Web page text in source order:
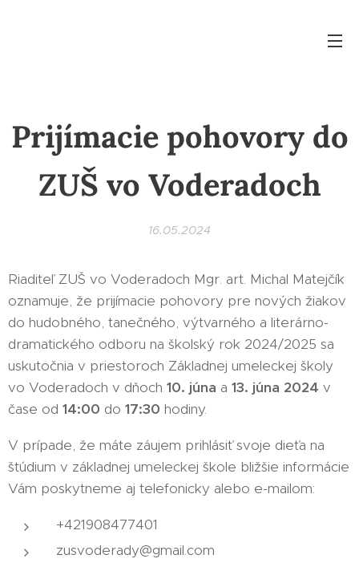
Prijímacie pohovory do
ZUŠ vo Voderadoch
16.05.2024
Riaditeľ ZUŠ vo Voderadoch Mgr. art. Michal Matejčík
oznamuje, že prijímacie pohovory pre nových žiakov
do hudobného, tanečného, výtvarného a literárno-
dramatického odboru na školský rok 2024/2025 sa
uskutočnia v priestoroch Základnej umeleckej školy
vo Voderadoch v dňoch 10. júna a 13. júna 2024 v
čase od 14:00 do 17:30 hodiny.
V prípade, že máte záujem prihlásiť svoje dieťa na
štúdium v základnej umeleckej škole bližšie informácie
Vám poskytneme aj telefonicky alebo e-mailom:
+421908477401
zusvoderady@gmail.com